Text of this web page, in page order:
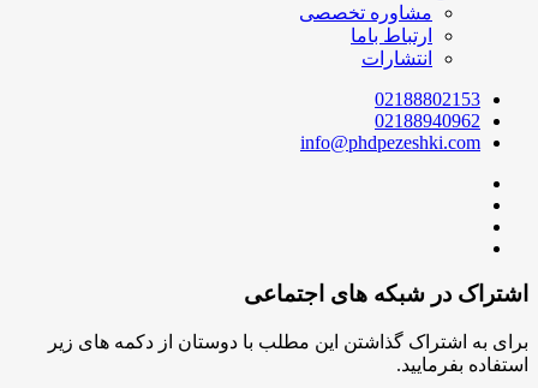
مشاوره تخصصی
ارتباط باما
انتشارات
02188802153
02188940962
info@phdpezeshki.com
اشتراک در شبکه های اجتماعی
برای به اشتراک گذاشتن این مطلب با دوستان از دکمه های زیر
استفاده بفرمایید.